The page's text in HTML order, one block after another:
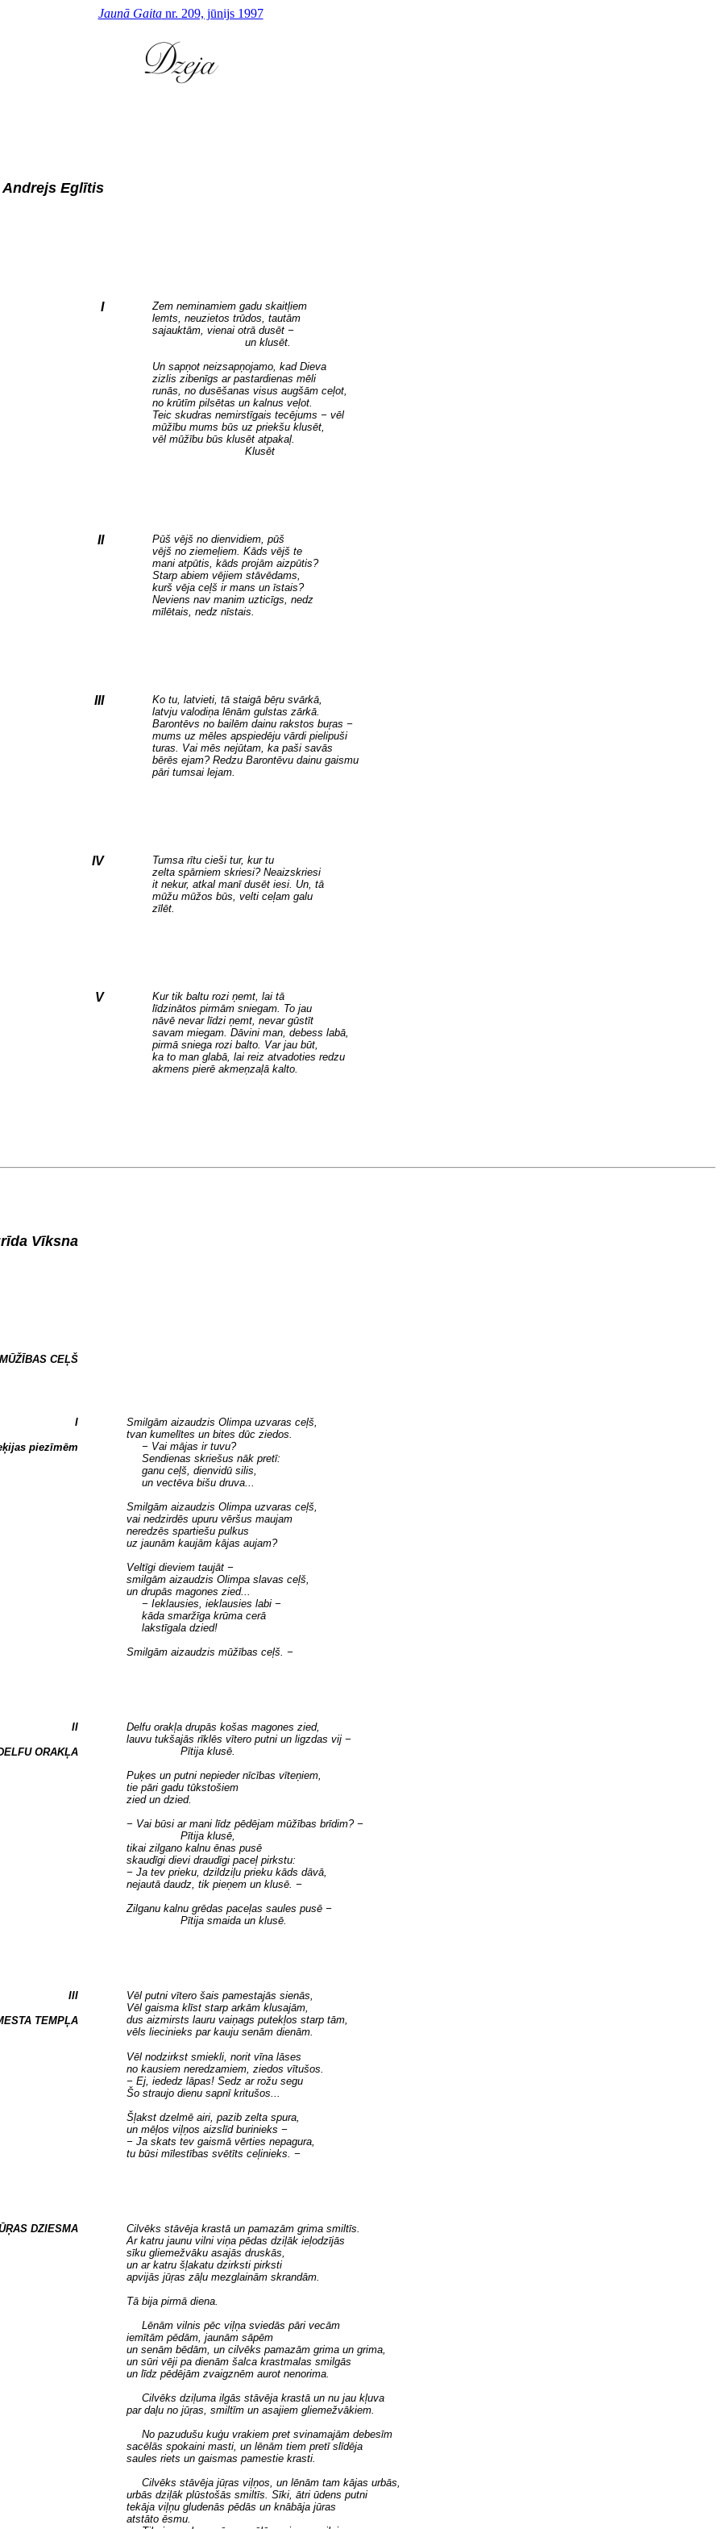
Jaunā Gaitanr. 209, jūnijs 1997
Andrejs Eglītis
I
Zem neminamiem gadu skaitļiem
lemts, neuzietos trūdos, tautām
sajauktām, vienai otrā dusēt −
un klusēt.
Un sapņot neizsapņojamo, kad Dieva
zizlis zibenīgs ar pastardienas mēli
runās, no dusēšanas visus augšām ceļot,
no krūtīm pilsētas un kalnus veļot.
Teic skudras nemirstīgais tecējums − vēl
mūžību mums būs uz priekšu klusēt,
vēl mūžību būs klusēt atpakaļ.
Klusēt
II
Pūš vējš no dienvidiem, pūš
vējš no ziemeļiem. Kāds vējš te
mani atpūtis, kāds projām aizpūtis?
Starp abiem vējiem stāvēdams,
kurš vēja ceļš ir mans un īstais?
Neviens nav manim uzticīgs, nedz
mīlētais, nedz nīstais.
III
Ko tu, latvieti, tā staigā bēŗu svārkā,
latvju valodiņa lēnām gulstas zārkā.
Barontēvs no bailēm dainu rakstos buŗas −
mums uz mēles apspiedēju vārdi pielipuši
turas. Vai mēs nejūtam, ka paši savās
bērēs ejam? Redzu Barontēvu dainu gaismu
pāri tumsai lejam.
IV
Tumsa rītu cieši tur, kur tu
zelta spārniem skriesi? Neaizskriesi
it nekur, atkal manī dusēt iesi. Un, tā
mūžu mūžos būs, velti ceļam galu
zīlēt.
V
Kur tik baltu rozi ņemt, lai tā
līdzinātos pirmām sniegam. To jau
nāvē nevar līdzi ņemt, nevar gūstīt
savam miegam. Dāvini man, debess labā,
pirmā sniega rozi balto. Var jau būt,
ka to man glabā, lai reiz atvadoties redzu
akmens pierē akmeņzaļā kalto.
Vīksna
CEĻŠ
I
piezīmēm
Smilgām aizaudzis Olimpa uzvaras ceļš,
tvan kumelītes un bites dūc ziedos.
− Vai mājas ir tuvu?
Sendienas skriešus nāk pretī:
ganu ceļš, dienvidū silis,
un vectēva bišu druva...
Smilgām aizaudzis Olimpa uzvaras ceļš,
vai nedzirdēs upuru vēršus maujam
neredzēs spartiešu pulkus
uz jaunām kaujām kājas aujam?
Veltīgi dieviem taujāt −
smilgām aizaudzis Olimpa slavas ceļš,
un drupās magones zied...
− Ieklausies, ieklausies labi −
kāda smaržīga krūma cerā
lakstīgala dzied!
Smilgām aizaudzis mūžības ceļš. −
II
ORAKĻA
Delfu orakļa drupās košas magones zied,
lauvu tukšajās rīklēs vītero putni un ligzdas vij −
Pītija klusē.
Puķes un putni nepieder nīcības vīteņiem,
tie pāri gadu tūkstošiem
zied un dzied.
− Vai būsi ar mani līdz pēdējam mūžības brīdim? −
Pītija klusē,
tikai zilgano kalnu ēnas pusē
skaudīgi dievi draudīgi paceļ pirkstu:
− Ja tev prieku, dzildziļu prieku kāds dāvā,
nejautā daudz, tik pieņem un klusē. −
Zilganu kalnu grēdas paceļas saules pusē −
Pītija smaida un klusē.
III
TEMPĻA
Vēl putni vītero šais pamestajās sienās,
Vēl gaisma klīst starp arkām klusajām,
dus aizmirsts lauru vaiņags putekļos starp tām,
vēls liecinieks par kauju senām dienām.
Vēl nodzirkst smiekli, norit vīna lāses
no kausiem neredzamiem, ziedos vītušos.
− Ej, iededz lāpas! Sedz ar rožu segu
Šo straujo dienu sapnī kritušos...
Šļakst dzelmē airi, pazib zelta spura,
un mēļos viļņos aizslīd burinieks −
− Ja skats tev gaismā vērties nepagura,
tu būsi mīlestības svētīts ceļinieks. −
DZIESMA
Cilvēks stāvēja krastā un pamazām grima smiltīs.
Ar katru jaunu vilni viņa pēdas dziļāk ieļodzījās
sīku gliemežvāku asajās druskās,
un ar katru šļakatu dzirksti pirksti
apvijās jūŗas zāļu mezglainām skrandām.
Tā bija pirmā diena.
Lēnām vilnis pēc viļņa sviedās pāri vecām
iemītām pēdām, jaunām sāpēm
un senām bēdām, un cilvēks pamazām grima un grima,
un sūri vēji pa dienām šalca krastmalas smilgās
un līdz pēdējām zvaigznēm aurot nenorima.
Cilvēks dziļuma ilgās stāvēja krastā un nu jau kļuva
par daļu no jūŗas, smiltīm un asajiem gliemežvākiem.
No pazudušu kuģu vrakiem pret svinamajām debesīm
sacēlās spokaini masti, un lēnām tiem pretī slīdēja
saules riets un gaismas pamestie krasti.
Cilvēks stāvēja jūŗas viļņos, un lēnām tam kājas urbās,
urbās dziļāk plūstošās smiltīs. Sīki, ātri ūdens putni
tekāja viļņu gludenās pēdās un knābāja jūras
atstāto ēsmu.